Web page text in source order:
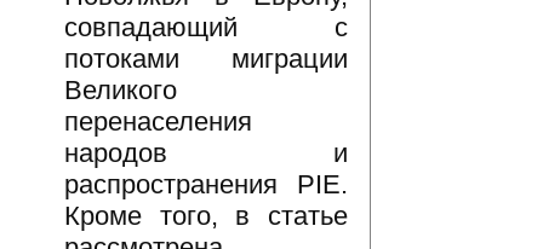
совпадающий с
потоками миграции
Великого
перенаселения
народов и
распространения PIE.
Кроме того, в статье